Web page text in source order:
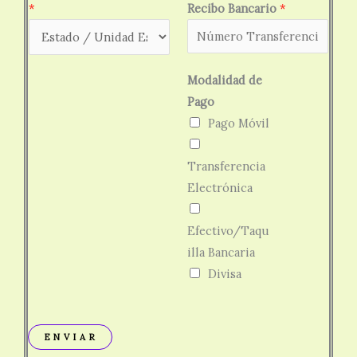
c
l
i
* Recibo Bancario *
Modalidad de
Pago
Pago Móvil
Transferencia
Electrónica
Efectivo/Taqu
illa Bancaria
Divisa
E N V I A R